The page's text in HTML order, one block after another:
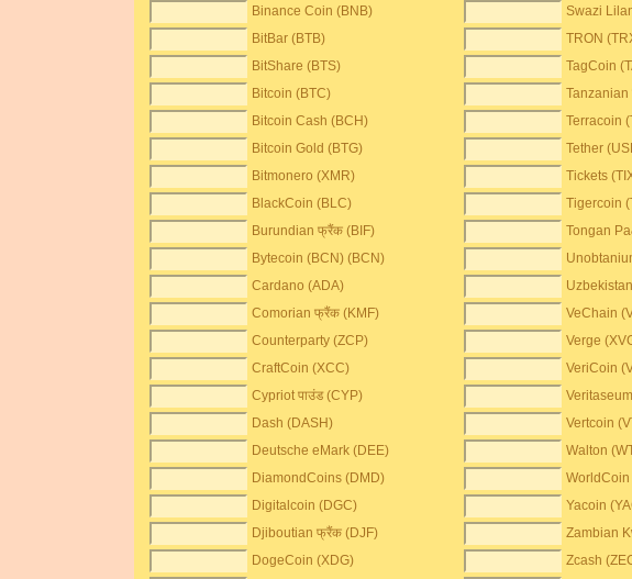
Binance Coin (BNB)
Swazi
BitBar (BTB)
TRON
BitShare (BTS)
TagCoin
Bitcoin (BTC)
Tanzanian
Bitcoin Cash (BCH)
Terracoin
Bitcoin Gold (BTG)
Tether
Bitmonero (XMR)
Tickets
BlackCoin (BLC)
Tigercoin
Burundian फ्रैंक (BIF)
Tongan
Bytecoin (BCN) (BCN)
Cardano (ADA)
Comorian फ्रैंक (KMF)
VeChain
Counterparty (ZCP)
Verge
CraftCoin (XCC)
VeriCoin
Cypriot पाउंड (CYP)
Dash (DASH)
Vertcoin
Deutsche eMark (DEE)
Walton
DiamondCoins (DMD)
Digitalcoin (DGC)
Yacoin
Djiboutian फ्रैंक (DJF)
Zambian
DogeCoin (XDG)
Zcash